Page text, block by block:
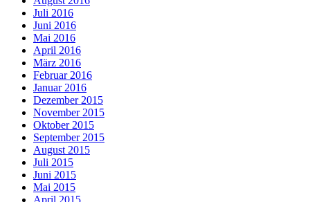
Juli 2016
Juni 2016
Mai 2016
April 2016
März 2016
Februar 2016
Januar 2016
Dezember 2015
November 2015
Oktober 2015
September 2015
August 2015
Juli 2015
Juni 2015
Mai 2015
April 2015